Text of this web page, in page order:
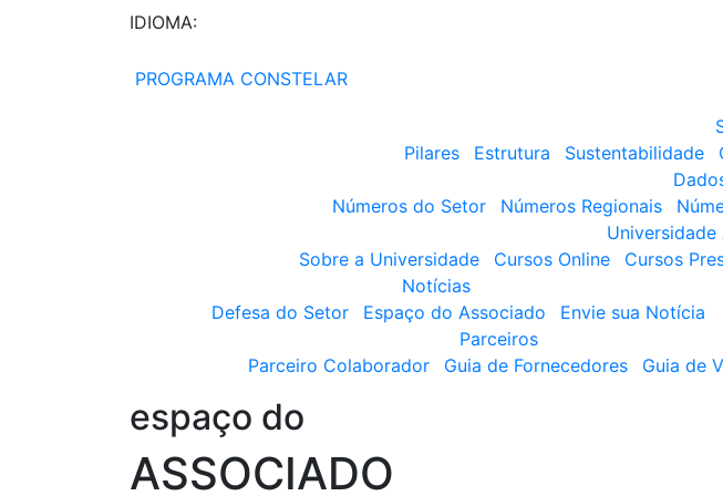
IDIOMA:
PROGRAMA CONSTELAR
Pilares
Estrutura Sustentabilidade
Números do Setor
Números Regionais
Universidade
Sobre a Universidade
Cursos Online Cursos
Notícias
Defesa do Setor
Espaço do Associado Envie sua Notícia
Parceiros
Parceiro Colaborador
Guia de Fornecedores Guia de
espaço do
ASSOCIADO